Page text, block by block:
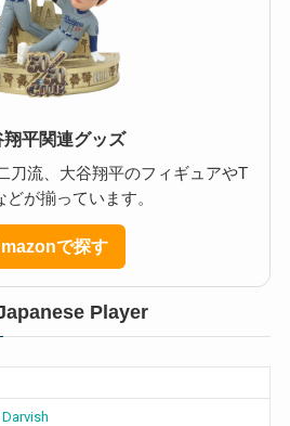
翔平関連グッズ
刀流、大谷翔平のフィギュアやT
どが揃っています。
で探す
Player